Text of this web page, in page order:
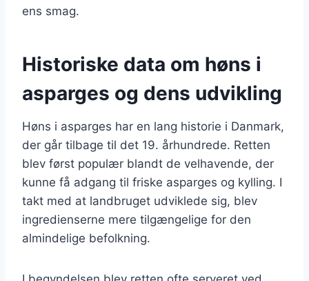
ens smag.
Historiske data om høns i
asparges og dens udvikling
Høns i asparges har en lang historie i Danmark,
der går tilbage til det 19. århundrede. Retten
blev først populær blandt de velhavende, der
kunne få adgang til friske asparges og kylling. I
takt med at landbruget udviklede sig, blev
ingredienserne mere tilgængelige for den
almindelige befolkning.